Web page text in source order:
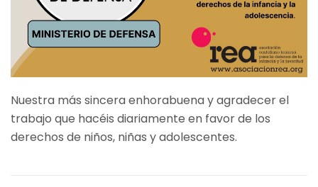
Nuestra más sincera enhorabuena y agradecer el
trabajo que hacéis diariamente en favor de los
derechos de niños, niñas y adolescentes.